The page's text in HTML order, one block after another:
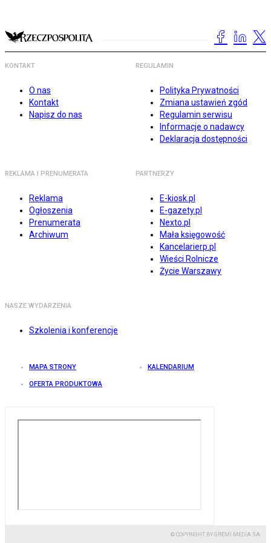
KONTAKT
O nas
Kontakt
Napisz do nas
REGULAMIN
Polityka Prywatności
Zmiana ustawień zgód
Regulamin serwisu
Informacje o nadawcy
Deklaracja dostępności
REKLAMA I PRENUMERATA
Reklama
Ogłoszenia
Prenumerata
Archiwum
PARTNERZY
E-kiosk.pl
E-gazety.pl
Nexto.pl
Mała księgowość
Kancelarierp.pl
Wieści Rolnicze
Życie Warszawy
NASZE WYDARZENIA
Szkolenia i konferencje
MAPA STRONY KALENDARIUM
OFERTA PRODUKTOWA
© COPYRIGHT BY GREMI MEDIA SA